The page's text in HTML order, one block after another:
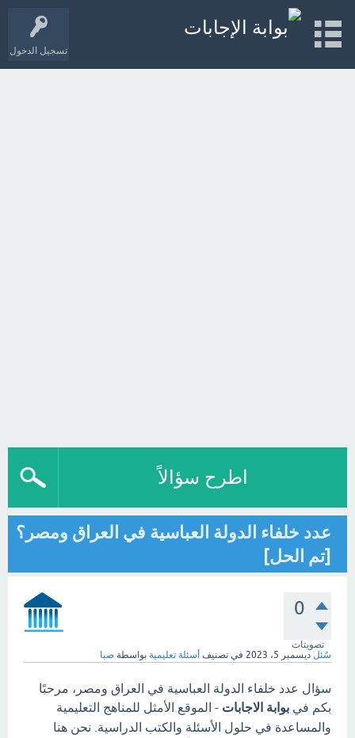
تسجيل الدخول
اطرح سؤالاً
عدد خلفاء الدولة العباسية في العراق ومصر؟
[تم الحل]
0
تصويتات
سُئل ديسمبر 5، 2023 في تصنيف أسئلة تعليمية بواسطة صبا
سؤال عدد خلفاء الدولة العباسية في العراق ومصر، مرحبًا
بكم في بوابة الاجابات - الموقع الأمثل للمناهج التعليمية
والمساعدة في حلول الأسئلة والكتب الدراسية. نحن هنا